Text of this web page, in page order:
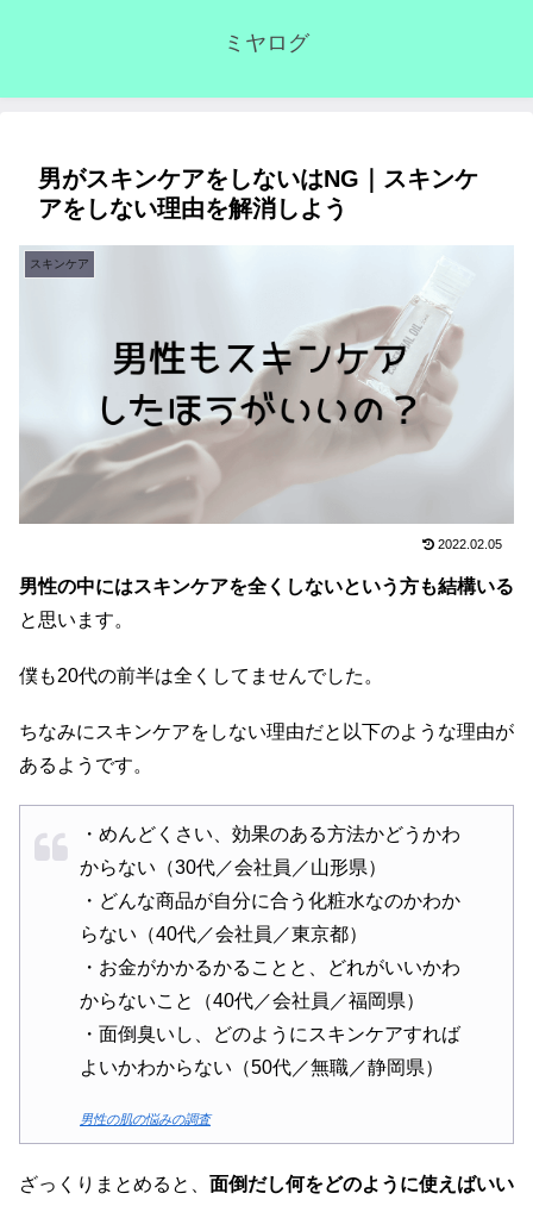
ミヤログ
男がスキンケアをしないはNG｜スキンケ
アをしない理由を解消しよう
スキンケア
2022.02.05
男性の中にはスキンケアを全くしないという方も結構いる
と思います。
僕も20代の前半は全くしてませんでした。
ちなみにスキンケアをしない理由だと以下のような理由が
あるようです。
・めんどくさい、効果のある方法かどうかわ
からない（30代／会社員／山形県）
・どんな商品が自分に合う化粧水なのかわか
らない（40代／会社員／東京都）
・お金がかかるかることと、どれがいいかわ
からないこと（40代／会社員／福岡県）
・面倒臭いし、どのようにスキンケアすれば
よいかわからない（50代／無職／静岡県）
男性の肌の悩みの調査
ざっくりまとめると、 面倒だし何をどのように使えばいい